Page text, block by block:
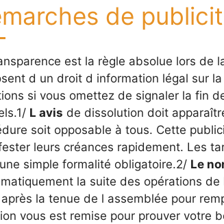
de
est la règle absolue lors de
d un droit d information légal sur
si vous omettez de signaler la fin
L avis de dissolution doit
soit opposable à tous. Cette
leurs créances rapidement. Les
simple formalité obligatoire.2/ Le
la suite des opérations
la tenue de l assemblée pour
vous est remise pour prouver votre